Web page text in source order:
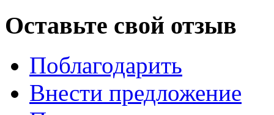
Оставьте свой отзыв
Поблагодарить
Внести предложение